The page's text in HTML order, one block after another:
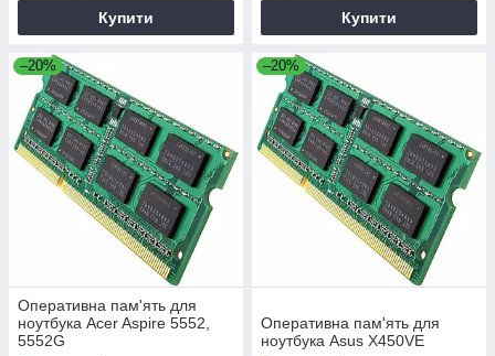
Купити Купити
–20%
Оперативна пам'ять для
ноутбука Acer Aspire 5552,
5552G
–20%
Оперативна пам'ять для
ноутбука Asus X450VE